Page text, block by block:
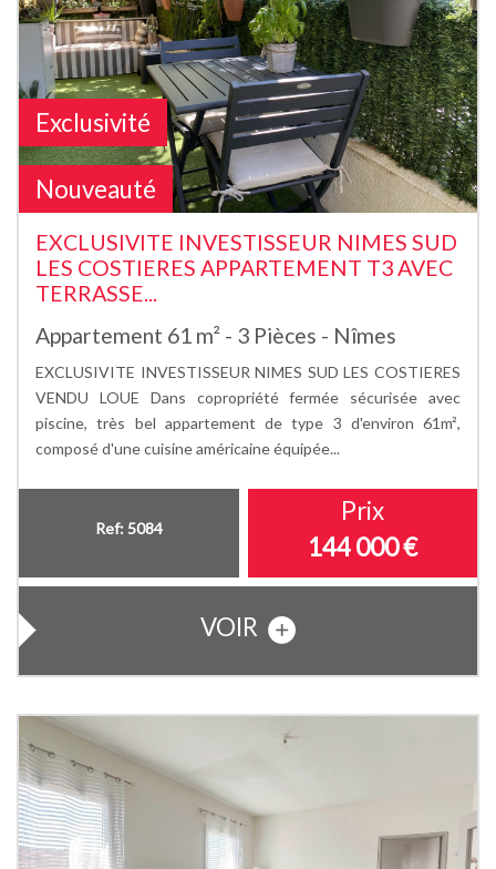
Exclusivité
Nouveauté
EXCLUSIVITE INVESTISSEUR NIMES SUD
LES COSTIERES APPARTEMENT T3 AVEC
TERRASSE...
Appartement 61 m² - 3 Pièces - Nîmes
EXCLUSIVITE INVESTISSEUR NIMES SUD LES COSTIERES
VENDU LOUE Dans copropriété fermée sécurisée avec
piscine, très bel appartement de type 3 d'environ 61m²,
composé d'une cuisine américaine équipée...
Ref: 5084
Prix
144 000€
VOIR